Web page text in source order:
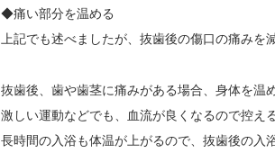
◆痛い部分を温める
上記でも述べましたが、抜歯後の傷口の痛みを
抜歯後、歯や歯茎に痛みがある場合、身体を温
激しい運動などでも、血流が良くなるので控え
長時間の入浴も体温が上がるので、抜歯後の入